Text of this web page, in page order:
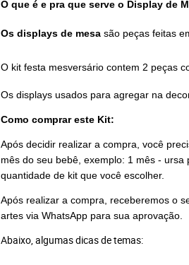
O que é e pra que serve o Display de
Os displays de mesa são peças feitas
O kit festa mesversário contem 2 peças
Os displays usados para agregar na
Como comprar este Kit:
Após decidir realizar a compra, você
mês do seu bebê, exemplo: 1 mês -
quantidade de kit que você escolher.
Após realizar a compra, receberemos o
artes via WhatsApp para sua aprovação.
Abaixo, algumas dicas de temas: